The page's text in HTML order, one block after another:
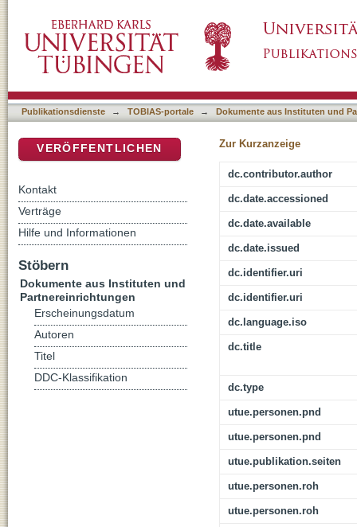
Publikationsdienste → TOBIAS-portale → Dokumente aus Instituten und
Zur Kurzanzeige
dc.contributor.author
dc.date.accessioned
dc.date.available
dc.date.issued
dc.identifier.uri
dc.identifier.uri
dc.language.iso
dc.title
dc.type
utue.personen.pnd
utue.personen.pnd
utue.publikation.seiten
utue.personen.roh
utue.personen.roh
VERÖFFENTLICHEN
Kontakt
Verträge
Hilfe und Informationen
Stöbern
Dokumente aus Instituten und
Partnereinrichtungen
Erscheinungsdatum
Autoren
Titel
DDC-Klassifikation